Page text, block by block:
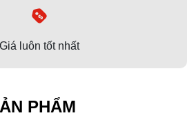
Giá luôn tốt nhất
PHẨM